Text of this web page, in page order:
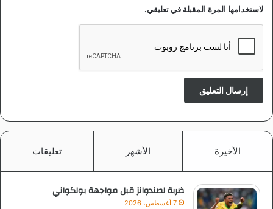
لاستخدامها المرة المقبلة في تعليقي.
الأخيرة الأشهر تعليقات
ضربة لصندوانز قبل مواجهة بولكواني
7 أغسطس، 2026